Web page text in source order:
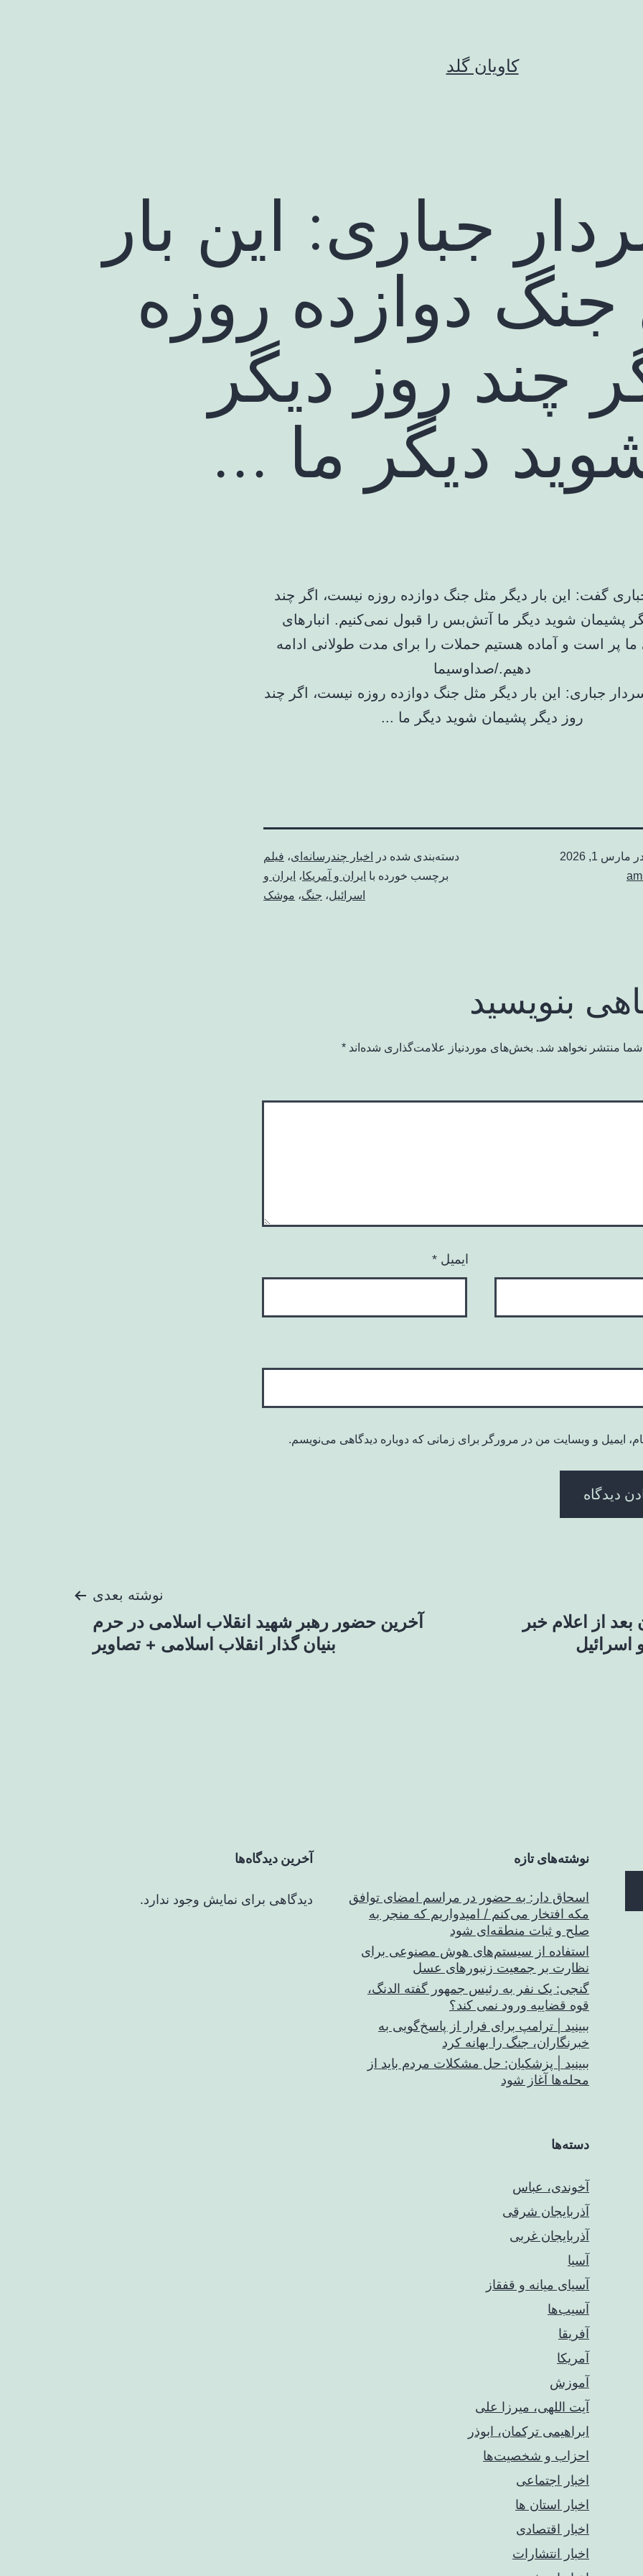
کاویان گلد
جباری: این بار
جنگ دوازده روزه
چند روز دیگر
دیگر ما …
گفت: این بار دیگر مثل جنگ دوازده روزه نیست، اگر چند
پشیمان شوید دیگر ما آتش‌بس را قبول نمی‌کنیم. انبارهای
پر است و آماده هستیم حملات را برای مدت طولانی ادامه
دهیم./صداوسیما
مارس 1, 2026
دسته‌بندی شده در اخبار چندرسانه‌ای، فیلم
برچسب خورده با ایران و آمریکا، ایران و
اسرائیل، جنگ، موشک
بنویسید
شما منتشر نخواهد شد. بخش‌های موردنیاز علامت‌گذاری شده‌اند *
ایمیل *
ایمیل و وبسایت من در مرورگر برای زمانی که دوباره دیدگاهی می‌نویسم.
از اعلام خبر
اسرائیل
نوشته بعدی
آخرین حضور رهبر شهید انقلاب اسلامی در حرم
بنیان گذار انقلاب اسلامی + تصاویر
نوشته‌های تازه
اسحاق‌ دار: به حضور در مراسم امضای توافق
مکه افتخار می‌کنم / امیدواریم که منجر به
صلح و ثبات منطقه‌ای شود
استفاده از سیستم‌های هوش مصنوعی برای
نظارت بر جمعیت زنبورهای عسل
گنجی: یک نفر به رئیس جمهور گفته الدنگ،
قوه قضاییه ورود نمی کند؟
ببینید | ترامپ برای فرار از پاسخ‌گویی به
خبرنگاران، جنگ را بهانه کرد
ببینید | پزشکیان: حل مشکلات مردم باید از
محله‌ها آغاز شود
آخرین دیدگاه‌ها
دیدگاهی برای نمایش وجود ندارد.
دسته‌ها
آخوندی، عباس
آذربایجان شرقی
آذربایجان غربی
آسیا
آسیای میانه و قفقاز
آسیب‌ها
آفریقا
آمریکا
آموزش
آیت اللهی، میرزا علی
ابراهیمی ترکمان، ابوذر
احزاب و شخصیت‌ها
اخبار اجتماعی
اخبار استان ها
اخبار اقتصادی
اخبار انتشارات